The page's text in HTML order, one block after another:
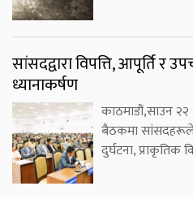
सांसदद्वारा विपत्ति, आपूर्ति र
ध्यानाकर्षण
काठमाडौं,साउन
बैठकमा सांसदहरूले
दुर्घटना, प्राकृतिक